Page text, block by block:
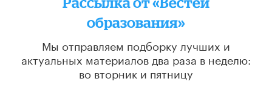
образования»
Мы отправляем подборку лучших и
актуальных материалов два раза в неделю:
во вторник и пятницу